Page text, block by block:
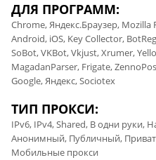
ДЛЯ ПРОГРАММ:
Chrome, Яндекс.Браузер,
Android, iOS, Key Collector,
SoBot, VKBot, Vkjust, Xrumer,
MagadanParser, Frigate,
Google, Яндекс, Sociotex
ТИП ПРОКСИ:
IPv6, IPv4, Shared, В одни руки,
Анонимный, Публичный,
Мобильные прокси